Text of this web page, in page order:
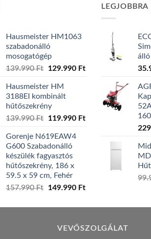
Hausmeister HM1063
szabadonálló
mosogatógép
139.990Ft
Original
was:
139.990 Ft.
129.990 FtCurrent
129.990 Ft.
Hausmeister HM
3188EI kombinált
hűtőszekrény
139.990Ft
Original
was:
139.990 Ft.
119.990 FtCurrent
119.990 Ft.
Gorenje N619EAW4
G600 Szabadonálló
készülék fagyasztós
hűtőszekrény, 186 x
59.5 x 59 cm, Fehér
157.990Ft
Original
was:
149.990 FtCurrent
is:
LEGJOBBRA
VEVŐSZOLGÁLAT